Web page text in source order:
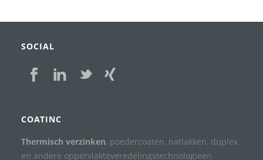
SOCIAL
COATINC
Thermisch verzinken, poedercoaten, natlakken, duplex
en andere oppervlakteveredelingstechnologieën